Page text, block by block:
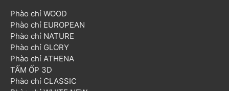
Phào chỉ WOOD
Phào chỉ EUROPEAN
Phào chỉ NATURE
Phào chỉ GLORY
Phào chỉ ATHENA
TẤM ỐP 3D
Phào chỉ CLASSIC